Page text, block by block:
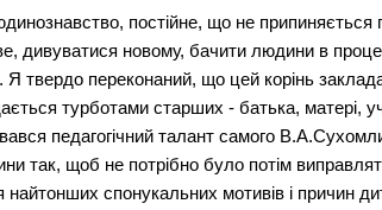
постійне, що не припиняється
дивуватися новому, бачити людини в
Я твердо переконаний, що цей корінь
турботами старших - батька, матері,
педагогічний талант самого
так, щоб не потрібно було потім
спонукальних мотивів і причин